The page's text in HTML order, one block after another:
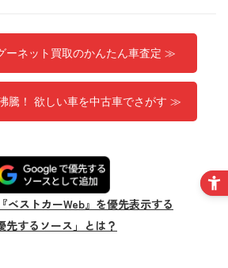
ーネット買取のかんたん車査定 ≫
騰！ 欲しい車を中古車でさがす ≫
ベストカーWeb』を優先表示する
先するソース」とは？